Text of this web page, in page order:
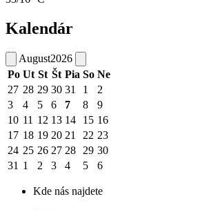
Kalendár
August2026
Po Ut St Št Pia So Ne
27 28 29 30 31 1
2
3
4 5 6 7 8
9
10 11 12 13 14 15 16
17 18 19 20 21 22 23
24 25 26 27 28 29 30
31 1 2 3 4 5 6
Kde nás najdete